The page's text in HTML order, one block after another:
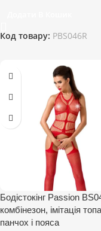
Код товару: PBS046R
Бодістокінг Passion
комбінезон, імітація
панчох і пояса